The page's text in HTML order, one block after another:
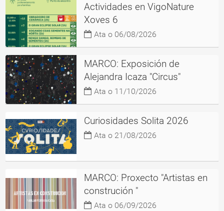
Actividades en VigoNature
Xoves 6
Ata o 06/08/2026
MARCO: Exposición de
Alejandra Icaza "Circus"
Ata o 11/10/2026
Curiosidades Solita 2026
Ata o 21/08/2026
MARCO: Proxecto "Artistas en
construción "
Ata o 06/09/2026